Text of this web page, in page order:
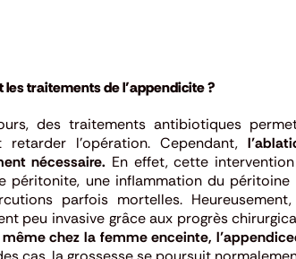
les traitements de l’appendicite ?
des traitements antibiotiques
retarder l’opération.Cependant,
nécessaire. En effet, cette
péritonite, une inflammation du
parfois mortelles.
peu invasive grâce aux progrès
chez la femme enceinte,